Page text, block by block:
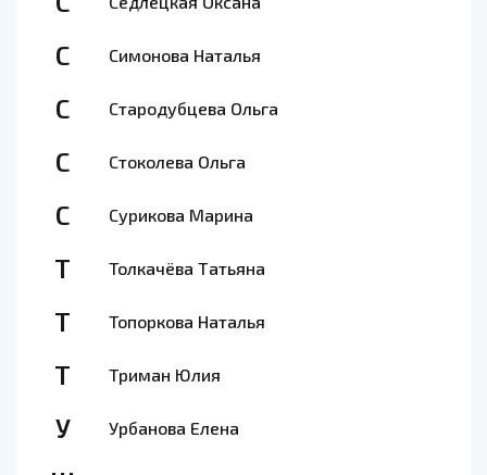
С Симонова Наталья
С Стародубцева Ольга
С Стоколева Ольга
С Сурикова Марина
Т Толкачёва Татьяна
Т Топоркова Наталья
Т Триман Юлия
У Урбанова Елена